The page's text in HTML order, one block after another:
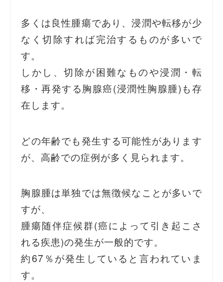
多くは良性腫瘍であり、浸潤や転移が少
なく切除すれば完治するものが多いで
す。
しかし、切除が困難なものや浸潤・転
移・再発する胸腺癌(浸潤性胸腺腫)も存
在します。
どの年齢でも発生する可能性があります
が、高齢での症例が多く見られます。
胸腺腫は単独では無徴候なことが多いで
すが、
腫瘍随伴症候群(癌によって引き起こさ
れる疾患)の発生が一般的です。
約67％が発生していると言われていま
す。